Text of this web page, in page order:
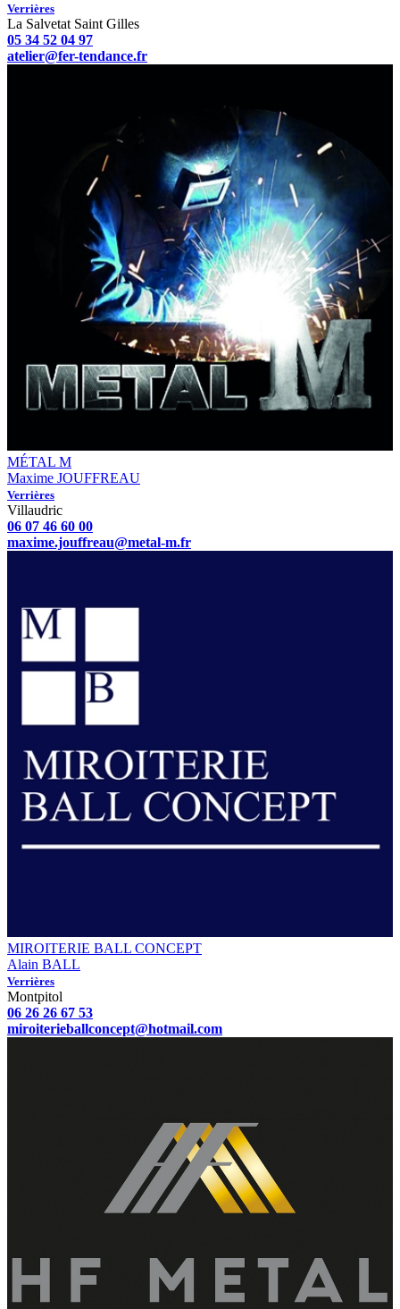
Verrières
La Salvetat Saint Gilles
05 34 52 04 97
atelier@fer-tendance.fr
MÉTAL M
Maxime JOUFFREAU
Verrières
Villaudric
06 07 46 60 00
maxime.jouffreau@metal-m.fr
MIROITERIE BALL CONCEPT
Alain BALL
Verrières
Montpitol
06 26 26 67 53
miroiterieballconcept@hotmail.com